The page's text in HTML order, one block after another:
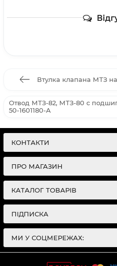
Втулка клапана МТЗ
Отвод МТЗ-82, МТЗ-80 с
50-1601180-А
КОНТАКТИ
ПРО МАГАЗИН
КАТАЛОГ ТОВАРІВ
ПІДПИСКА
МИ У СОЦМЕРЕЖАХ: